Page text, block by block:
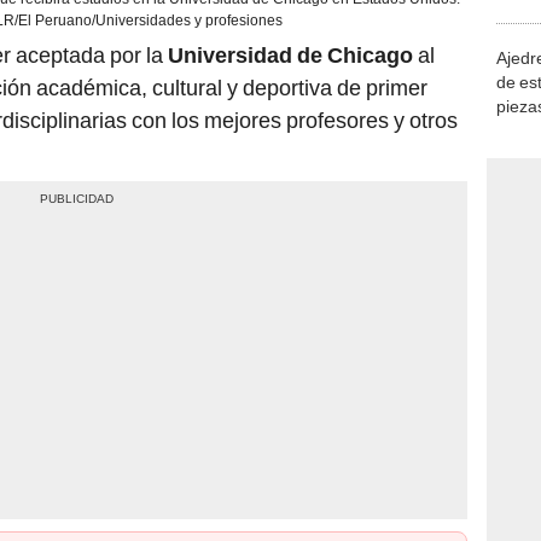
El Peruano/Universidades y profesiones
aceptada por la Universidad de Chicagoal
académica, cultural y deportiva de primer
con los mejores profesores y otros
de